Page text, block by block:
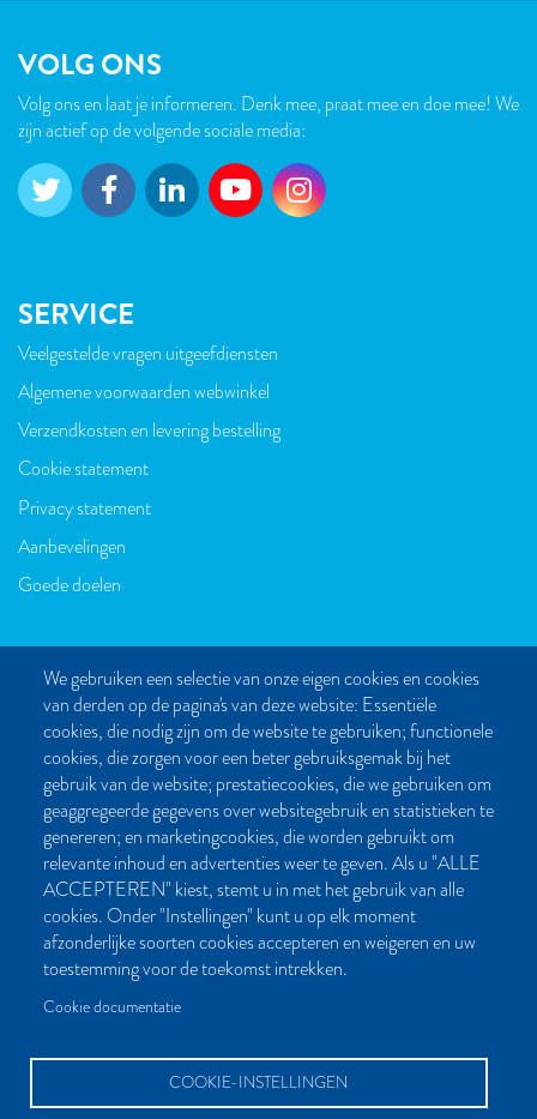
We gebruiken een selectie van onze eigen cookies en cookies
van derden op de pagina's van deze website: Essentiële
cookies, die nodig zijn om de website te gebruiken; functionele
cookies, die zorgen voor een beter gebruiksgemak bij het
gebruik van de website; prestatiecookies, die we gebruiken om
geaggregeerde gegevens over websitegebruik en statistieken te
genereren; en marketingcookies, die worden gebruikt om
relevante inhoud en advertenties weer te geven. Als u "ALLE
ACCEPTEREN" kiest, stemt u in met het gebruik van alle
cookies. Onder "Instellingen" kunt u op elk moment
afzonderlijke soorten cookies accepteren en weigeren en uw
toestemming voor de toekomst intrekken.
Cookie documentatie
COOKIE-INSTELLINGEN
VOLG ONS
Volg ons en laat je informeren. Denk mee, praat mee en doe mee! We
zijn actief op de volgende sociale media:
SERVICE
VOET
Veelgestelde vragen uitgeefdiensten
Algemene voorwaarden webwinkel
Verzendkosten en levering bestelling
Cookie statement
Privacy statement
Aanbevelingen
Goede doelen
CONTACT
Post- en bezoekadres:
Kattegat 32-8
9723 JP Groningen
Nederland
Bellen:
050 851 80 41
Bereikbaar van maandag t/m vrijdag tussen 9.00 en 17.00 uur
info[at]palmslag.nl(algemene vragen)